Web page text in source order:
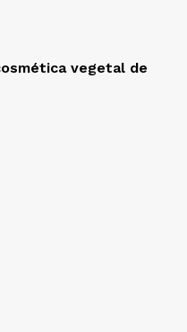
vegetal de